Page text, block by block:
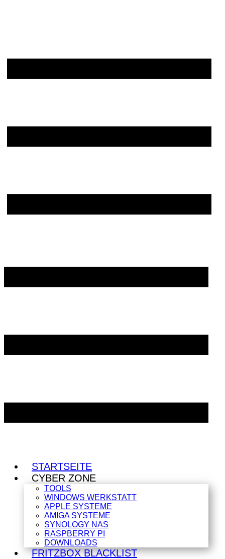
STARTSEITE
CYBER ZONE
TOOLS
WINDOWS WERKSTATT
APPLE SYSTEME
AMIGA SYSTEME
SYNOLOGY NAS
RASPBERRY PI
DOWNLOADS
FRITZBOX BLACKLIST